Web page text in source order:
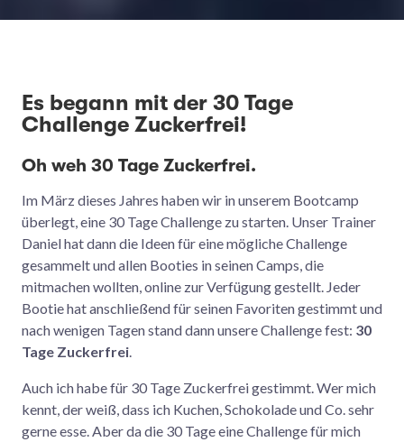
Es begann mit der 30 Tage
Challenge Zuckerfrei!
Oh weh 30 Tage Zuckerfrei.
Im März dieses Jahres haben wir in unserem Bootcamp
überlegt, eine 30 Tage Challenge zu starten. Unser Trainer
Daniel hat dann die Ideen für eine mögliche Challenge
gesammelt und allen Booties in seinen Camps, die
mitmachen wollten, online zur Verfügung gestellt. Jeder
Bootie hat anschließend für seinen Favoriten gestimmt und
nach wenigen Tagen stand dann unsere Challenge fest: 30
Tage Zuckerfrei
Auch ich habe für 30 Tage Zuckerfrei gestimmt. Wer mich
kennt, der weiß, dass ich Kuchen, Schokolade und Co. sehr
gerne esse. Aber da die 30 Tage eine Challenge für mich